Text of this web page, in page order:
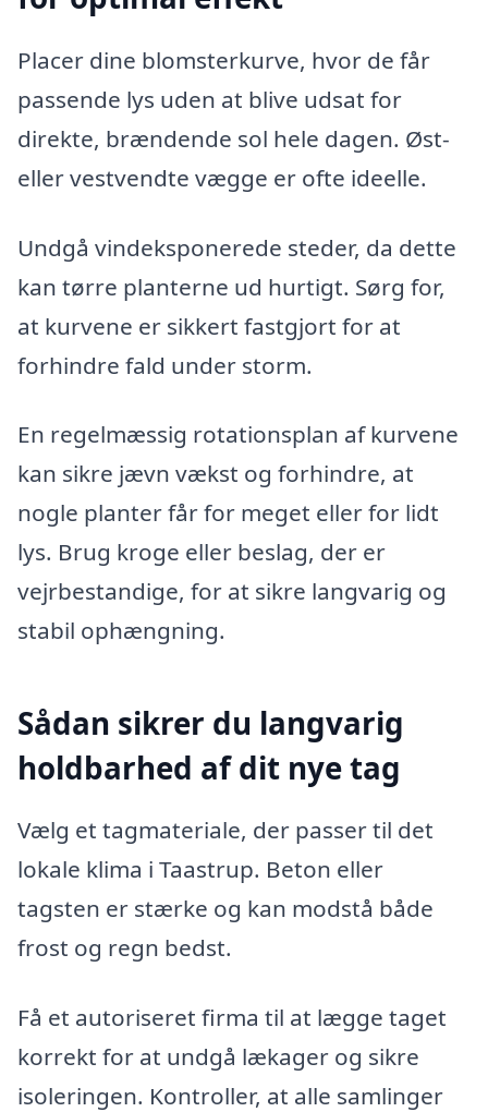
Placer dine blomsterkurve, hvor de får
passende lys uden at blive udsat for
direkte, brændende sol hele dagen. Øst-
eller vestvendte vægge er ofte ideelle.
Undgå vindeksponerede steder, da dette
kan tørre planterne ud hurtigt. Sørg for,
at kurvene er sikkert fastgjort for at
forhindre fald under storm.
En regelmæssig rotationsplan af kurvene
kan sikre jævn vækst og forhindre, at
nogle planter får for meget eller for lidt
lys. Brug kroge eller beslag, der er
vejrbestandige, for at sikre langvarig og
stabil ophængning.
Sådan sikrer du langvarig
holdbarhed af dit nye tag
Vælg et tagmateriale, der passer til det
lokale klima i Taastrup. Beton eller
tagsten er stærke og kan modstå både
frost og regn bedst.
Få et autoriseret firma til at lægge taget
korrekt for at undgå lækager og sikre
isoleringen. Kontroller, at alle samlinger